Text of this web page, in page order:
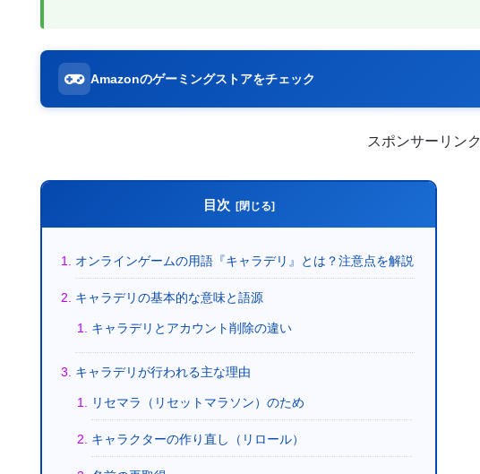
Amazonのゲーミングストアをチェック
スポンサーリンク
目次
オンラインゲームの用語『キャラデリ』とは？注意点を解説
キャラデリの基本的な意味と語源
キャラデリとアカウント削除の違い
キャラデリが行われる主な理由
リセマラ（リセットマラソン）のため
キャラクターの作り直し（リロール）